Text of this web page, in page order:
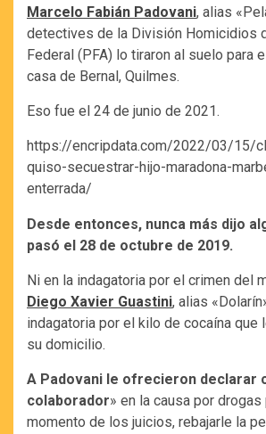
Marcelo Fabián Padovani, alias
detectives de la División Homicidios
Federal (PFA) lo tiraron al suelo para
casa de Bernal, Quilmes.
Eso fue el 24 de junio de 2021.
https://encripdata.com/2022/03/15/
quiso-secuestrar-hijo-maradona-
enterrada/
Desde entonces, nunca más dijo
pasó el 28 de octubre de 2019.
Ni en la indagatoria por el crimen del
Diego Xavier Guastini, alias
indagatoria por el kilo de cocaína que
su domicilio.
A Padovani le ofrecieron declarar
colaborador» en la causa por
momento de los juicios, rebajarle la